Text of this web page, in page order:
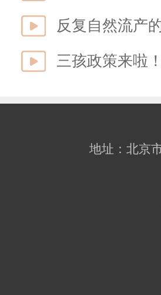
反复自然流产
三孩政策来啦
地址：北京